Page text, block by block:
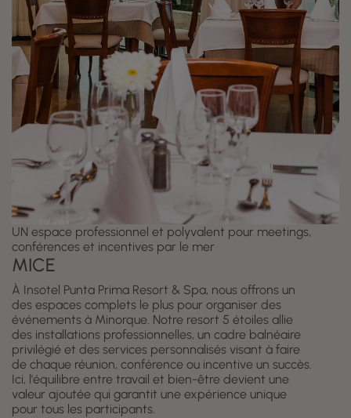
UN espace professionnel et polyvalent pour meetings,
conférences et incentives par le mer
MICE
À Insotel Punta Prima Resort & Spa, nous offrons un
des espaces complets le plus pour organiser des
événements à Minorque. Notre resort 5 étoiles allie
des installations professionnelles, un cadre balnéaire
privilégié et des services personnalisés visant à faire
de chaque réunion, conférence ou incentive un succès.
Ici, l'équilibre entre travail et bien-être devient une
valeur ajoutée qui garantit une expérience unique
pour tous les participants.